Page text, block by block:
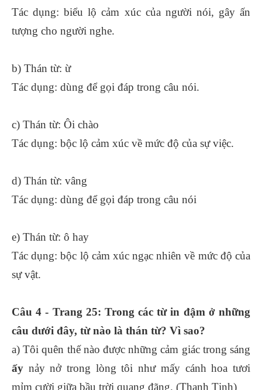
Tác dụng: biểu lộ cảm xúc của người nói, gây ấn
tượng cho người nghe.
b) Thán từ: ừ
Tác dụng: dùng để gọi đáp trong câu nói.
c) Thán từ: Ôi chào
Tác dụng: bộc lộ cảm xúc về mức độ của sự việc.
d) Thán từ: vâng
Tác dụng: dùng để gọi đáp trong câu nói
e) Thán từ: ô hay
Tác dụng: bộc lộ cảm xúc ngạc nhiên về mức độ của
sự vật.
Câu 4 - Trang 25: Trong các từ in đậm ở những
câu dưới đây, từ nào là thán từ? Vì sao?
a) Tôi quên thế nào được những cảm giác trong sáng
ấy nảy nở trong lòng tôi như mấy cánh hoa tươi
mỉm cười giữa bầu trời quang đãng. (Thanh Tịnh)